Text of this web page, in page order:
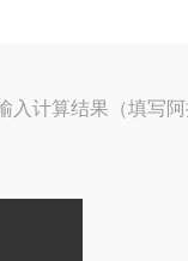
入计算结果（填写